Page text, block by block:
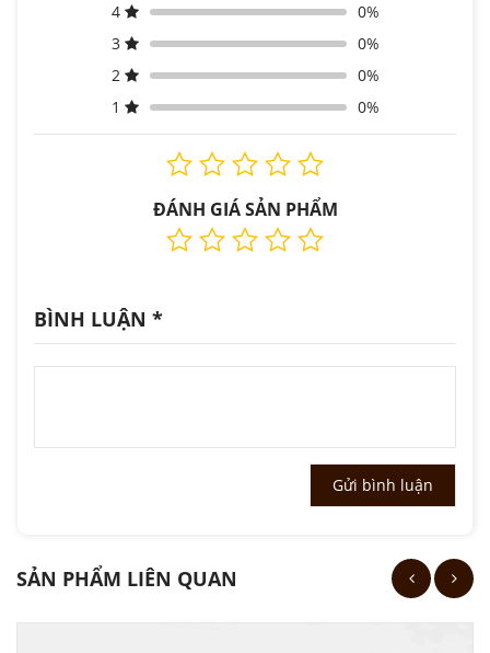
4
0%
3
0%
2
0%
1
0%
ĐÁNH GIÁ SẢN PHẨM
BÌNH LUẬN *
SẢN PHẨM LIÊN QUAN